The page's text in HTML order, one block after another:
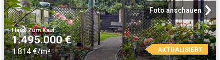
Foto anschauen
Haus·Zum Kauf
1.495.000 €
1.814 €/m² AKTUALISIERT